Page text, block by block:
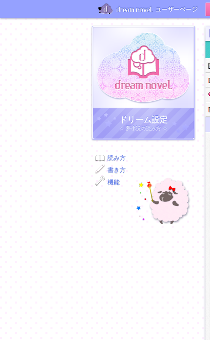
ユーザーページ
ドリーム小説
ドリーム設定
☆ 夢小説の読み方 ☆
読み方
書き方
機能